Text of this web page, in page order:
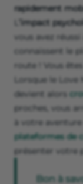
rapidement
’impact
vous avez
connaissent le
route ! Vous
Lorsque le
devient alors
proches, vous
à votre
plateformes de
présenter votre
Bon à